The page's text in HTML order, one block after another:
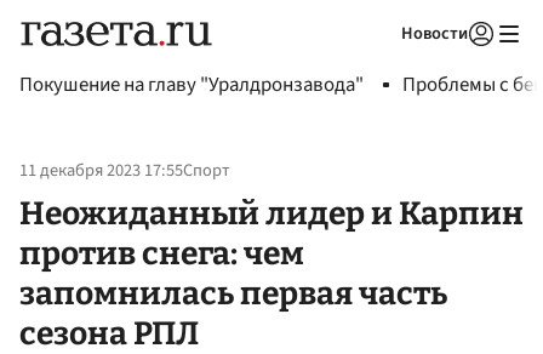
Новости
Покушение на главу "Уралдронзавода" Проблемы с
11 декабря 2023 17:55Спорт
Неожиданный лидер и Карпин
против снега: чем
запомнилась первая часть
сезона РПЛ